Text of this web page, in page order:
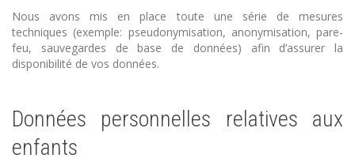
Nous avons mis en place toute une série de mesures
techniques (exemple: pseudonymisation, anonymisation, pare-
feu, sauvegardes de base de données) afin d’assurer la
disponibilité de vos données.
Données personnelles relatives aux
enfants